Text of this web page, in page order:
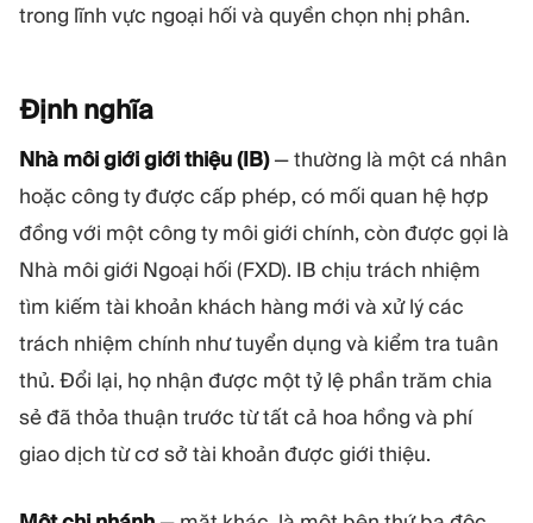
trong lĩnh vực ngoại hối và quyền chọn nhị phân.
Định nghĩa
Nhà môi giới giới thiệu (IB)— thường là một cá nhân
hoặc công ty được cấp phép, có mối quan hệ hợp
đồng với một công ty môi giới chính, còn được gọi là
Nhà môi giới Ngoại hối (FXD). IB chịu trách nhiệm
tìm kiếm tài khoản khách hàng mới và xử lý các
trách nhiệm chính như tuyển dụng và kiểm tra tuân
thủ. Đổi lại, họ nhận được một tỷ lệ phần trăm chia
sẻ đã thỏa thuận trước từ tất cả hoa hồng và phí
giao dịch từ cơ sở tài khoản được giới thiệu.